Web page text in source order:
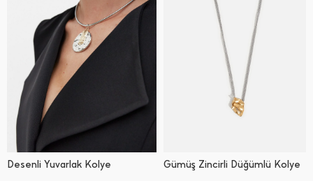
Desenli Yuvarlak Kolye Gümüş Zincirli Düğümlü Kolye